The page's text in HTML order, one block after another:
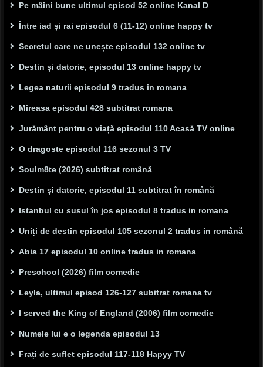
Pe mâini bune ultimul episod 52 online Kanal D
Între iad și rai episodul 6 (11-12) online happy tv
Secretul care ne unește episodul 132 online tv
Destin și datorie, episodul 13 online happy tv
Legea naturii episodul 9 tradus in romana
Mireasa episodul 428 subtitrat romana
Jurământ pentru o viață episodul 110 Acasă TV online
O dragoste episodul 116 sezonul 3 TV
Soulm8te (2026) subtitrat română
Destin și datorie, episodul 11 subtitrat în română
Istanbul cu susul în jos episodul 8 tradus in romana
Uniți de destin episodul 105 sezonul 2 tradus in română
Abia 17 episodul 10 online tradus in romana
Preschool (2026) film comedie
Leyla, ultimul episod 126-127 subitrat romana tv
I served the King of England (2006) film comedie
Numele lui e o legenda episodul 13
Frați de suflet episodul 117-118 Hapyy TV